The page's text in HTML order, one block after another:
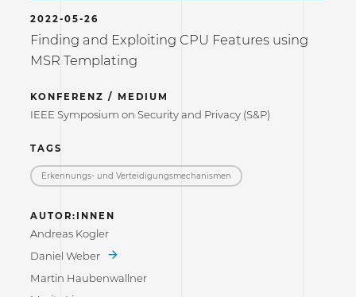
2022-05-26
Finding and Exploiting CPU Features using
MSR Templating
KONFERENZ / MEDIUM
IEEE Symposium on Security and Privacy (S&P)
TAGS
Erkennungs- und Verteidigungs­mechanismen
AUTOR:INNEN
Andreas Kogler
Daniel Weber
Martin Haubenwallner